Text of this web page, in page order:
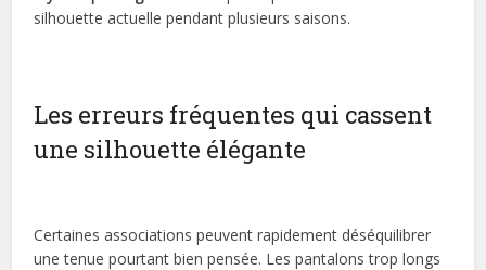
silhouette actuelle pendant plusieurs saisons.
Les erreurs fréquentes qui cassent
une silhouette élégante
Certaines associations peuvent rapidement déséquilibrer
une tenue pourtant bien pensée. Les pantalons trop longs